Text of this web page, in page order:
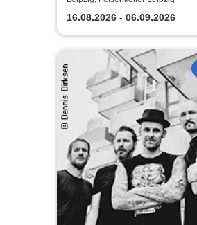
16.08.2026 - 06.09.2026